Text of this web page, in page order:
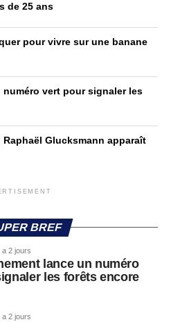
de 25 ans
pour vivre sur une banane
vert pour signaler les
Glucksmann apparaît
BREF
a 2 jours
lance un numéro
les forêts encore
a 2 jours